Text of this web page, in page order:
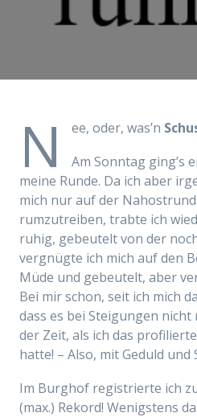
N ee, oder, was’n
Am Sonntag ging’s
meine Runde. Da ich aber
mich nur auf der
rumzutreiben, trabte ich
ruhig, gebeutelt von der
vergnügte ich mich auf den
Müde und gebeutelt, aber
Bei mir schon, seit ich mich
dass es bei Steigungen
der Zeit, als ich das
hatte! – Also, mit Geduld und
Im Burghof registrierte ich
(max.) Rekord! Wenigstens